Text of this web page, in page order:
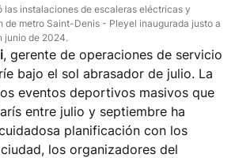
las instalaciones de escaleras eléctricas y
de metro Saint-Denis - Pleyel inaugurada justo a
junio de 2024.
, gerente de operaciones de servicio
bajo el sol abrasador de julio. La
eventos deportivos masivos que
entre julio y septiembre ha
planificación con los
los organizadores del